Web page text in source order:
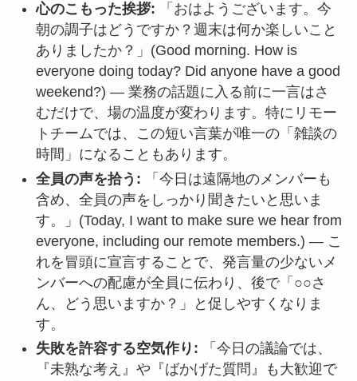
心のこもった挨拶: 「おはようございます。今
朝の調子はどうですか？週末は何か楽しいこと
ありましたか？」(Good morning. How is
everyone doing today? Did anyone have a good
weekend?) — 業務の話題に入る前に一言はさ
むだけで、場の温度が変わります。特にリモー
トチームでは、この短い言葉が唯一の「雑談の
時間」になることもあります。
全員の声を拾う: 「今日は遠隔地のメンバーも
含め、全員の声をしっかり聞きたいと思いま
す。」(Today, I want to make sure we hear from
everyone, including our remote members.) — こ
れを冒頭に宣言することで、発言量の少ないメ
ンバーへの配慮が全員に伝わり、後で「○○さ
ん、どう思いますか？」と促しやすくなりま
す。
失敗を許容する空気作り: 「今日の議論では、
『未熟な考え』や『ばかげた質問』も大歓迎で